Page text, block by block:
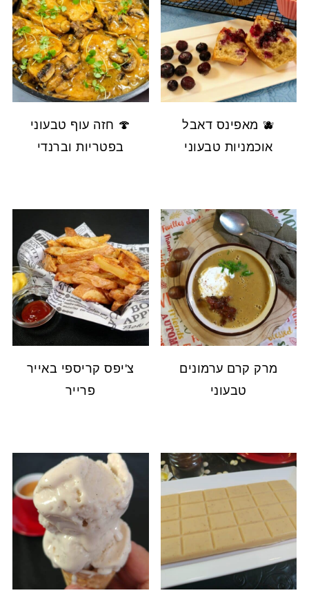
🫐 מאפינס דאבל
אוכמניות טבעוני
🍄 חזה עוף טבעוני
בפטריות וברנדי
מרק קרם ערמונים
טבעוני
צ'יפס קריספי באייר
פרייר